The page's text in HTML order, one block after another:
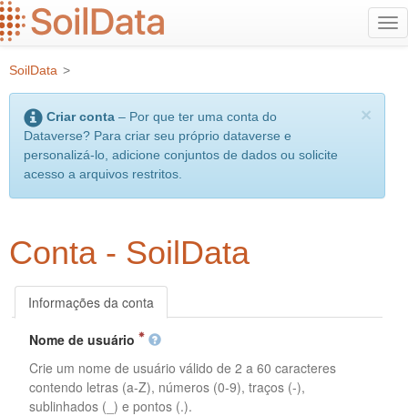
Ir
para
conteúdo
principal
SoilData >
×
Criar conta – Por que ter uma conta do
Dataverse? Para criar seu próprio dataverse e
personalizá-lo, adicione conjuntos de dados ou solicite
acesso a arquivos restritos.
Conta - SoilData
Informações da conta
Nome de usuário
Crie um nome de usuário válido de 2 a 60 caracteres
contendo letras (a-Z), números (0-9), traços (-),
sublinhados (_) e pontos (.).